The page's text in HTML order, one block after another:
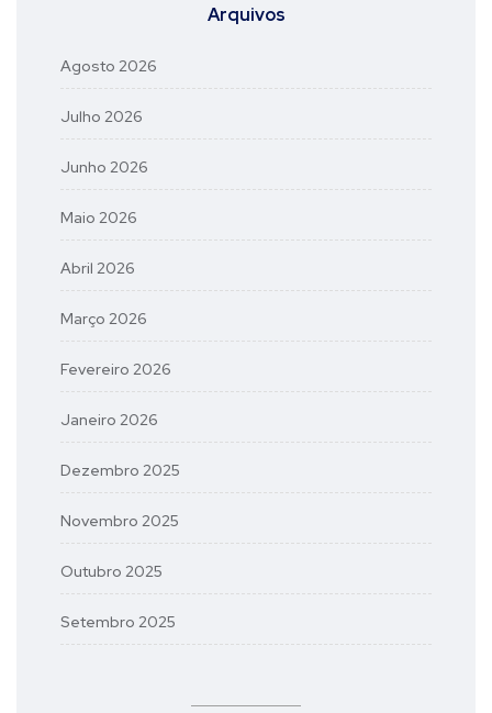
Arquivos
Agosto 2026
Julho 2026
Junho 2026
Maio 2026
Abril 2026
Março 2026
Fevereiro 2026
Janeiro 2026
Dezembro 2025
Novembro 2025
Outubro 2025
Setembro 2025